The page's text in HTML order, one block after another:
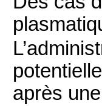
après